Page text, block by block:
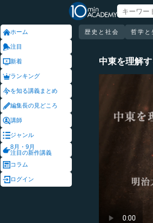
ホーム
注目
新着
ランキング
を知る講義まとめ
編集長の見どころ
講師
ジャンル
8月・9月
注目の新作講義
コラム
ログイン
歴史と社会 哲学と
中東を理解